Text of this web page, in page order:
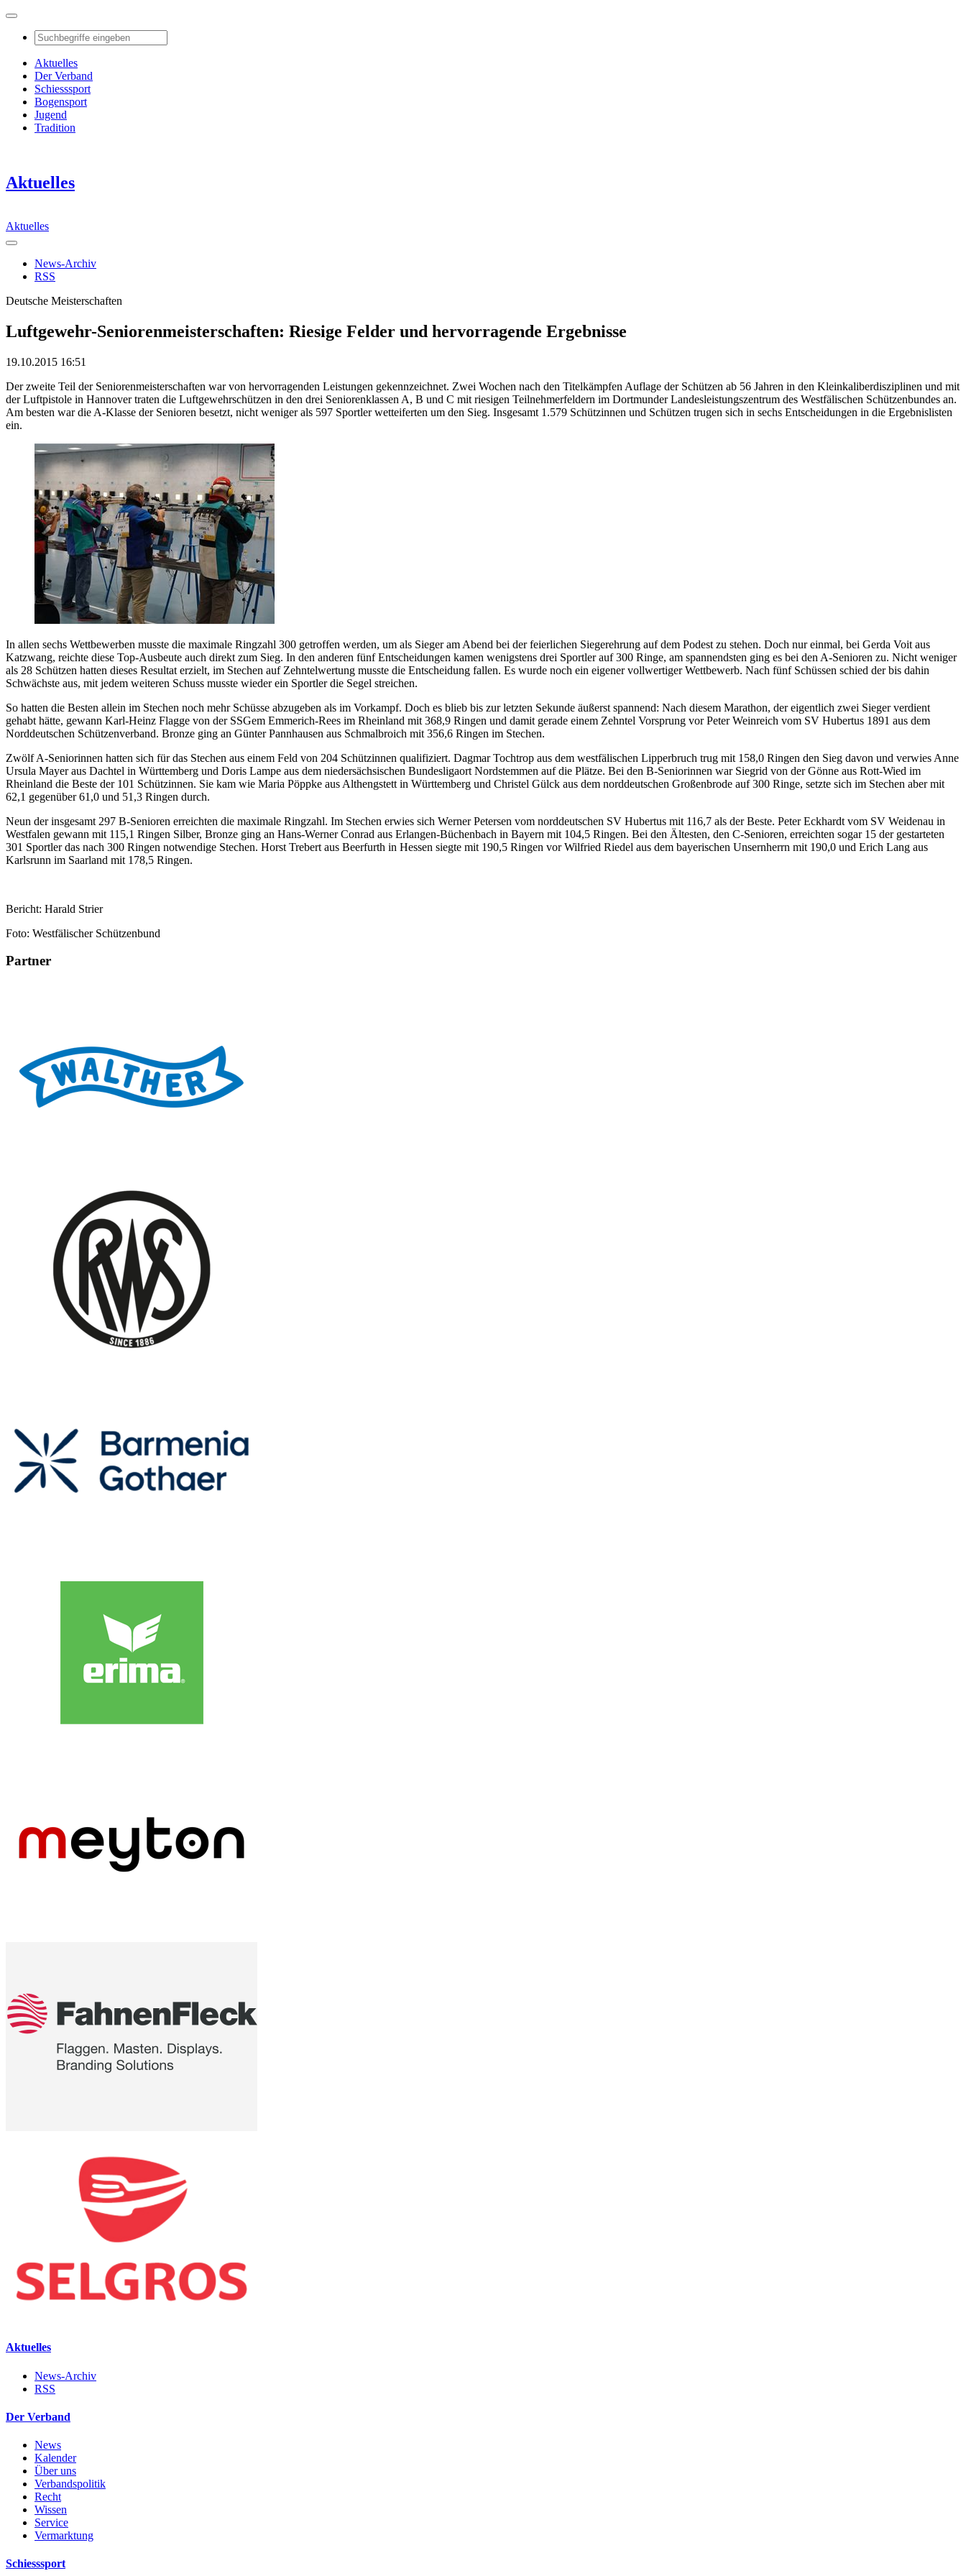
Aktuelles
Der Verband
Schiesssport
Bogensport
Jugend
Tradition
Aktuelles
Aktuelles
News-Archiv
RSS
Deutsche Meisterschaften
Luftgewehr-Seniorenmeisterschaften: Riesige Felder und hervorragende Ergebnisse
19.10.2015 16:51
Der zweite Teil der Seniorenmeisterschaften war von hervorragenden Leistungen gekennzeichnet. Zwei Wochen nach den Titelkämpfen Auflage der Schützen ab 56 Jahren in den Kleinkaliberdisziplinen und mit
der Luftpistole in Hannover traten die Luftgewehrschützen in den drei Seniorenklassen A, B und C mit riesigen Teilnehmerfeldern im Dortmunder Landesleistungszentrum des Westfälischen Schützenbundes an.
Am besten war die A-Klasse der Senioren besetzt, nicht weniger als 597 Sportler wetteiferten um den Sieg. Insgesamt 1.579 Schützinnen und Schützen trugen sich in sechs Entscheidungen in die Ergebnislisten
ein.
In allen sechs Wettbewerben musste die maximale Ringzahl 300 getroffen werden, um als Sieger am Abend bei der feierlichen Siegerehrung auf dem Podest zu stehen. Doch nur einmal, bei Gerda Voit aus
Katzwang, reichte diese Top-Ausbeute auch direkt zum Sieg. In den anderen fünf Entscheidungen kamen wenigstens drei Sportler auf 300 Ringe, am spannendsten ging es bei den A-Senioren zu. Nicht weniger
als 28 Schützen hatten dieses Resultat erzielt, im Stechen auf Zehntelwertung musste die Entscheidung fallen. Es wurde noch ein eigener vollwertiger Wettbewerb. Nach fünf Schüssen schied der bis dahin
Schwächste aus, mit jedem weiteren Schuss musste wieder ein Sportler die Segel streichen.
So hatten die Besten allein im Stechen noch mehr Schüsse abzugeben als im Vorkampf. Doch es blieb bis zur letzten Sekunde äußerst spannend: Nach diesem Marathon, der eigentlich zwei Sieger verdient
gehabt hätte, gewann Karl-Heinz Flagge von der SSGem Emmerich-Rees im Rheinland mit 368,9 Ringen und damit gerade einem Zehntel Vorsprung vor Peter Weinreich vom SV Hubertus 1891 aus dem
Norddeutschen Schützenverband. Bronze ging an Günter Pannhausen aus Schmalbroich mit 356,6 Ringen im Stechen.
Zwölf A-Seniorinnen hatten sich für das Stechen aus einem Feld von 204 Schützinnen qualifiziert. Dagmar Tochtrop aus dem westfälischen Lipperbruch trug mit 158,0 Ringen den Sieg davon und verwies Anne
Ursula Mayer aus Dachtel in Württemberg und Doris Lampe aus dem niedersächsischen Bundesligaort Nordstemmen auf die Plätze. Bei den B-Seniorinnen war Siegrid von der Gönne aus Rott-Wied im
Rheinland die Beste der 101 Schützinnen. Sie kam wie Maria Pöppke aus Althengstett in Württemberg und Christel Gülck aus dem norddeutschen Großenbrode auf 300 Ringe, setzte sich im Stechen aber mit
62,1 gegenüber 61,0 und 51,3 Ringen durch.
Neun der insgesamt 297 B-Senioren erreichten die maximale Ringzahl. Im Stechen erwies sich Werner Petersen vom norddeutschen SV Hubertus mit 116,7 als der Beste. Peter Eckhardt vom SV Weidenau in
Westfalen gewann mit 115,1 Ringen Silber, Bronze ging an Hans-Werner Conrad aus Erlangen-Büchenbach in Bayern mit 104,5 Ringen. Bei den Ältesten, den C-Senioren, erreichten sogar 15 der gestarteten
301 Sportler das nach 300 Ringen notwendige Stechen. Horst Trebert aus Beerfurth in Hessen siegte mit 190,5 Ringen vor Wilfried Riedel aus dem bayerischen Unsernherrn mit 190,0 und Erich Lang aus
Karlsrunn im Saarland mit 178,5 Ringen.
Bericht: Harald Strier
Foto: Westfälischer Schützenbund
Partner
Aktuelles
News-Archiv
RSS
Der Verband
News
Kalender
Über uns
Verbandspolitik
Recht
Wissen
Service
Vermarktung
Schiesssport